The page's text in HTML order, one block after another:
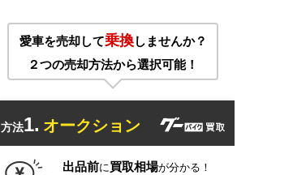
愛車を売却して乗換しませんか？
２つの売却方法から選択可能！
方法1. オークション
出品前に買取相場が分かる！